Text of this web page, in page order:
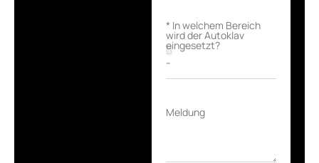
* In welchem Bereich
wird der Autoklav
eingesetzt?
Meldung